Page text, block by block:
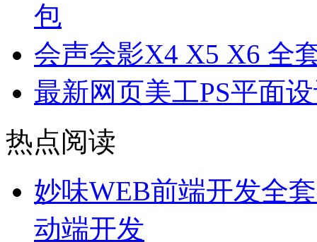
包
会声会影X4 X5 X6 全
最新网页美工PS平面
热点阅读
妙味WEB前端开发全
动端开发